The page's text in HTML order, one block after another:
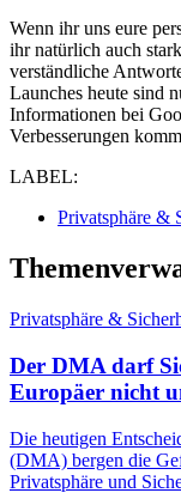
Wenn ihr uns eure
ihr natürlich auch
verständliche
Launches heute sind
Informationen bei
Verbesserungen
LABEL:
Privatsphäre &
Privatsphäre &
Der DMA darf
Europäer nicht
Die heutigen
(DMA) bergen die
Privatsphäre und